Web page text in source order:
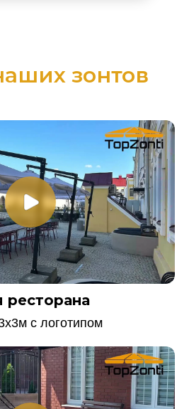
зонтов
ресторана
с логотипом